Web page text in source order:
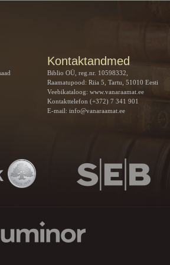
Kontaktandmed
Biblio OÜ, reg.nr. 10598332,
Raamatupood: Riia 5, Tartu, 51010 Eesti
Veebikataloog: www.vanaraamat.ee
Kontakttelefon (+372) 7 341 901
E-mail: info@vanaraamat.ee